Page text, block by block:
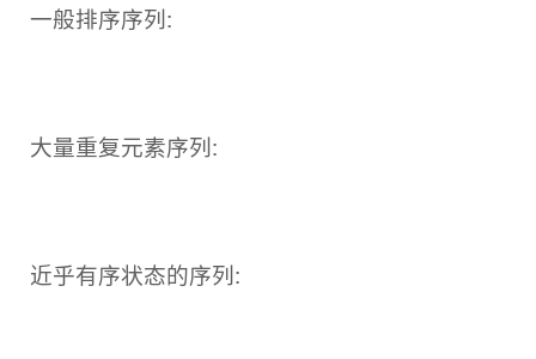
一般排序序列:
大量重复元素序列:
近乎有序状态的序列: